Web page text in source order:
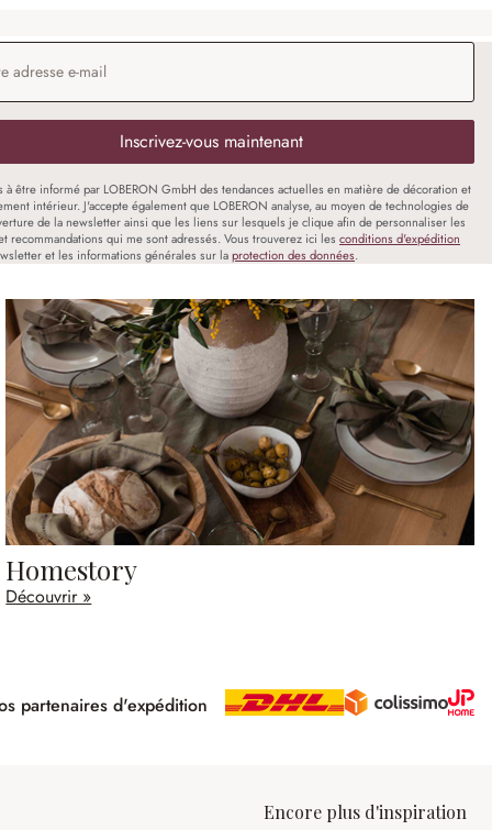
mail
Inscrivez-vous maintenant
à être informé par LOBERON GmbH des tendances actuelles en matière de décoration et
intérieur. J'accepte également que LOBERON analyse, au moyen de technologies de
de la newsletter ainsi que les liens sur lesquels je clique afin de personnaliser les
recommandations qui me sont adressés. Vous trouverez ici les conditions d'expédition
et les informations générales sur laprotection des données.
Homestory
Découvrir »
partenaires d'expédition
Encore plus d'inspiration